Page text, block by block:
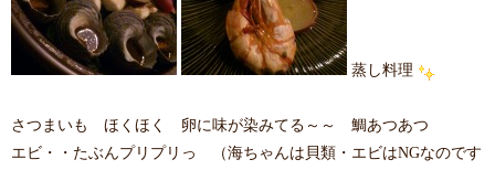
蒸し料理
さつまいも ほくほく 卵に味が染みてる～～ 鯛あつあつ
エビ・・たぶんプリプリっ （海ちゃんは貝類・エビはNGなのです